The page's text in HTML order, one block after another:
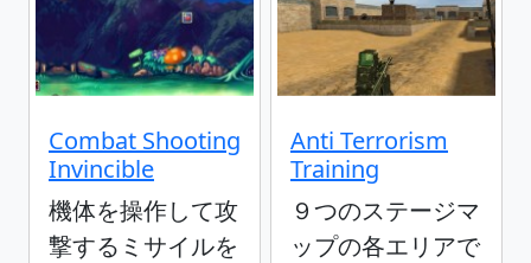
Combat Shooting
Invincible
機体を操作して攻
撃するミサイルを
Anti Terrorism
Training
９つのステージマ
ップの各エリアで